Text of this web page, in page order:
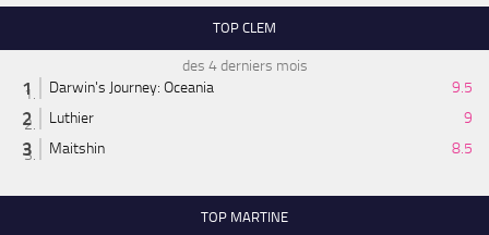
TOP CLEM
des 4 derniers mois
Darwin's Journey: Oceania
9.5
Luthier
9
Maitshin
8.5
TOP MARTINE